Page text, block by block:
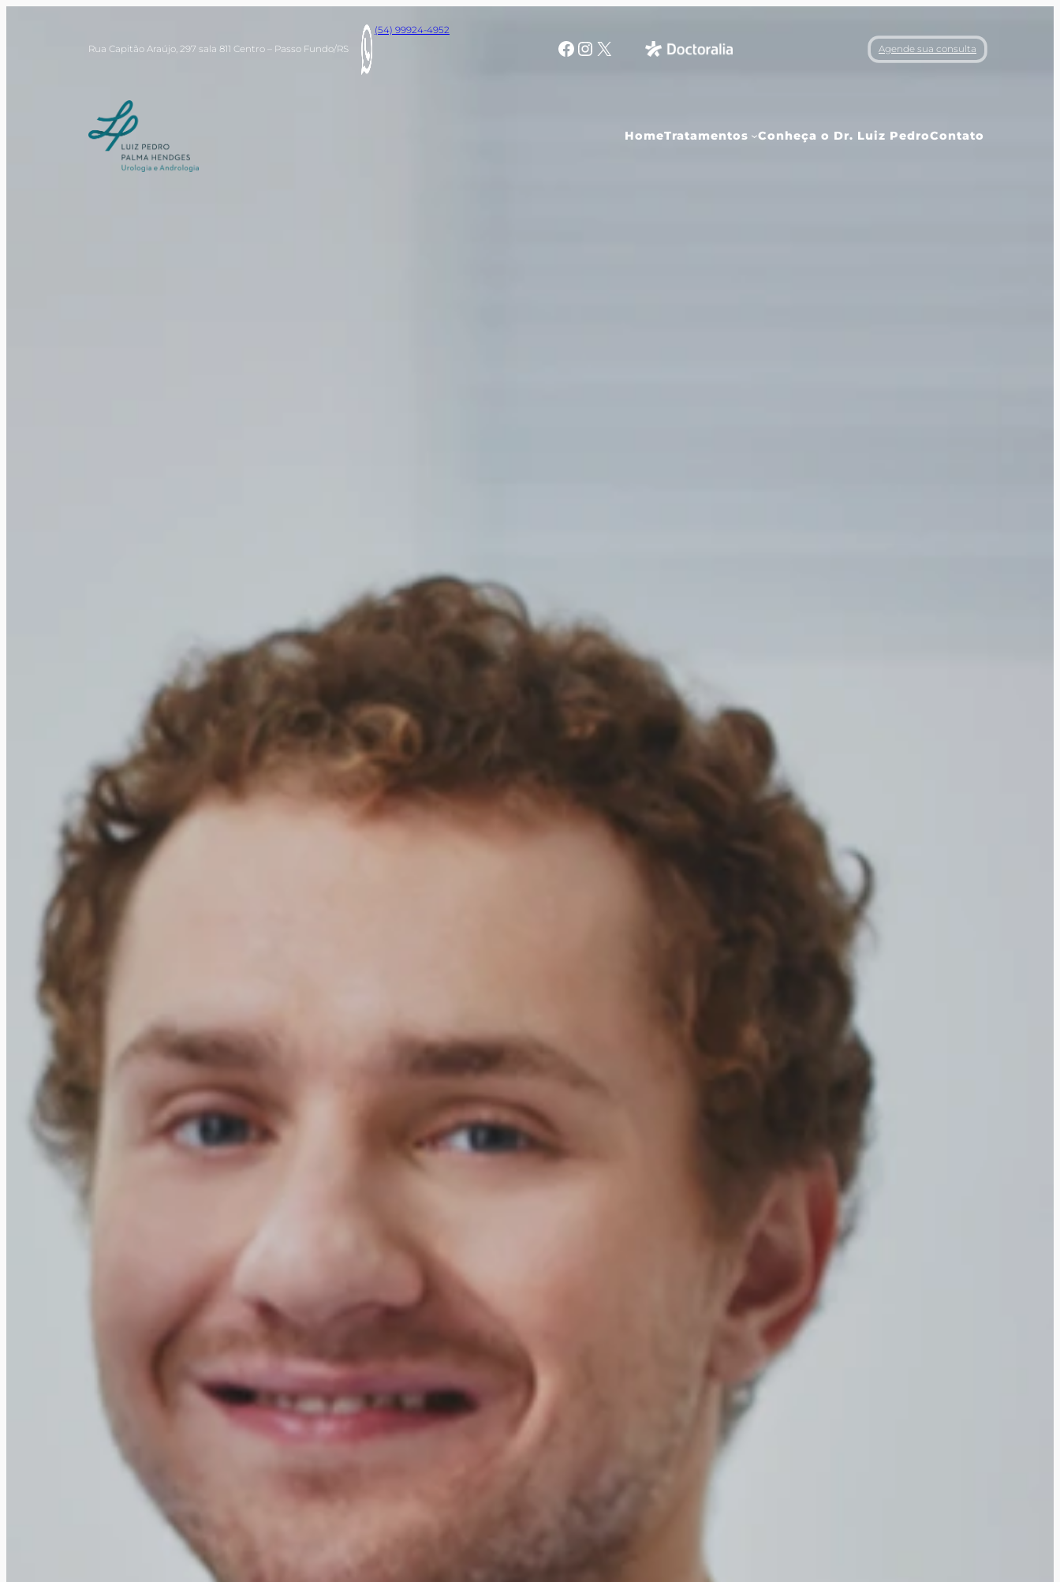
Rua Capitão Araújo, 297 sala 811 Centro – Passo Fundo/RS
(54) 99924-4952
Facebook
Instagram
X Agende sua consulta
HomeTratamentos Conheça o Dr. Luiz PedroContato